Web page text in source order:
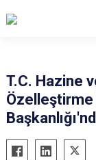
T.C. Hazine